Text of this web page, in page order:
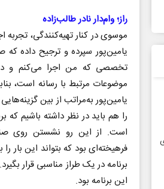
راز؛ وام‌دار نادر طالب‌زاده
موسوی در کنار تهیه‌کنندگی، تجربه
یامین‌پور سپرده و ترجیح داده که
تخصصی که من اجرا می‌کنم و در
موضوعات مرتبط با رسانه است،
یامین‌پور به‌مراتب از بین
را هم باید در نظر داشته باشیم که
است. از این رو نشستن روی
فرهیخته‌ای بود که بتواند این
برنامه در یک طراز مناسبی قرار
این برنامه بود.
عضو کمیسیون اجتماعی
رضا سپهوند -